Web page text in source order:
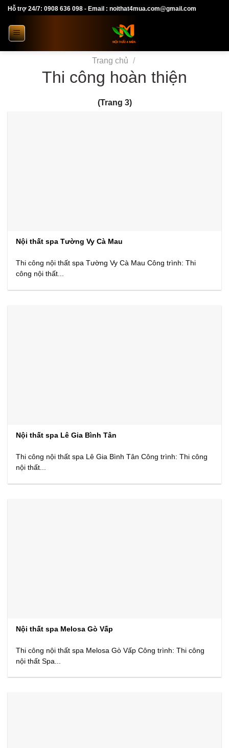
Skip
content
Hỗ trợ 24/7: 0908 636 098 - Email : noithat4mua.com@gmail.com
Trang chủ /
Thi công hoàn thiện
(Trang 3)
Nội thất spa Tường Vy Cà Mau
Thi công nội thất spa Tường Vy Cà Mau Công trình: Thi
công nội thất...
Nội thất spa Lê Gia Bình Tân
Thi công nội thất spa Lê Gia Bình Tân Công trình: Thi công
nội thất...
Nội thất spa Melosa Gò Vấp
Thi công nội thất spa Melosa Gò Vấp Công trình: Thi công
nội thất Spa...